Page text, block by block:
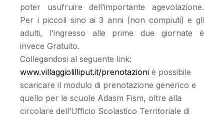
poter usufruire dell’importante agevolazione.
Per i piccoli sino ai 3 anni (non compiuti) e gli
adulti, l’ingresso alle prime due giornate è
invece Gratuito.
Collegandosi al seguente link:
www.villaggiolilliput.it/prenotazioni è possibile
scaricare il modulo di prenotazione generico e
quello per le scuole Adasm Fism, oltre alla
circolare dell’Ufficio Scolastico Territoriale di